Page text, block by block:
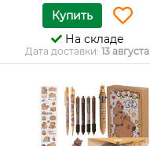
Купить
На складе
Дата доставки: 13 августа